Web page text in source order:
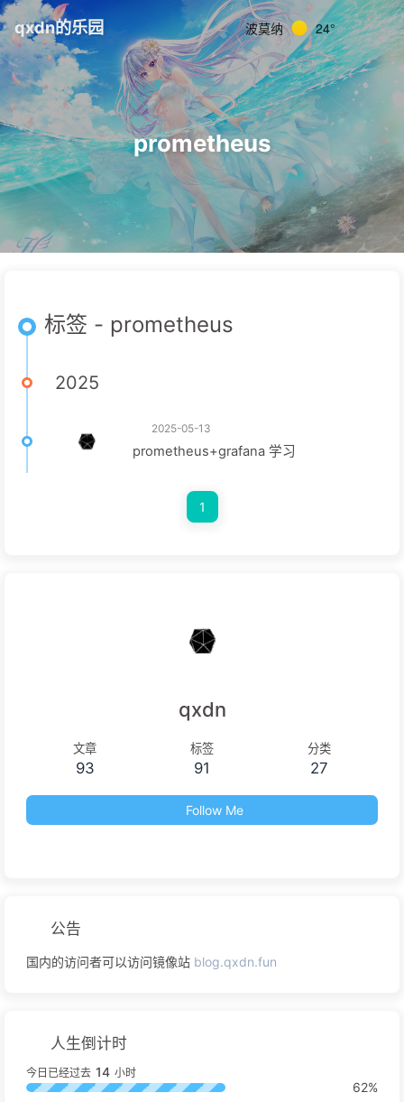
qxdn的乐园 波莫纳 24°
prometheus
标签 - prometheus
2025
2025-05-13
prometheus+grafana 学习
1
qxdn
文章
93
标签
91
分类
27
Follow Me
公告
国内的访问者可以访问镜像站 blog.qxdn.fun
人生倒计时
今日已经过去 14 小时
62%